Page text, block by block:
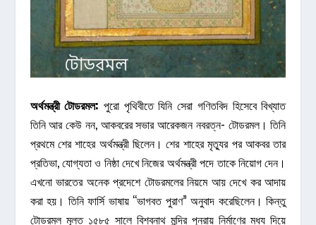
অর্থমন্ত্রী টোডরমল: পুরো পৃথিবীতে যিনি সেরা গণিতবিদ হিসেবে বিখ্যাত
তিনি আর কেউ নন, আকবরের সভার আরেকজন নবরত্ন- টোডরমল। তিনি
প্রথমে শের শাহের অর্থমন্ত্রী ছিলেন। শের শাহের মৃত্যুর পর আকবর তার
প্রতিভা, যোগ্যতা ও নিষ্ঠা দেখে নিজের অর্থমন্ত্রী পদে তাকে নিয়োগ দেন।
এখনো ভারতের অনেক প্রদেশে টোডরমলের নিয়মে আয় দেখে কর আদায়
করা হয়। তিনি ফার্সি ভাষায় “ভাগবত পুরাণ” অনুবাদ করেছিলেন। কিন্তু
টোডরমল মূলত ১৫৮৫ সালে বিশ্বনাথ মন্দির পুনরায় নির্মাণের মধ্য দিয়ে